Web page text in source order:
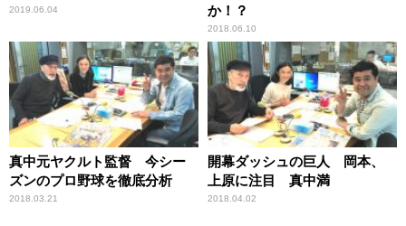
2019.06.04
か！？
2018.06.10
真中元ヤクルト監督 今シー
ズンのプロ野球を徹底分析
2018.03.21
開幕ダッシュの巨人 岡本、
上原に注目 真中満
2018.04.02